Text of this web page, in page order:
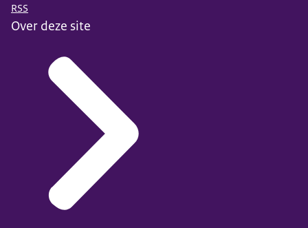
RSS
Over deze site